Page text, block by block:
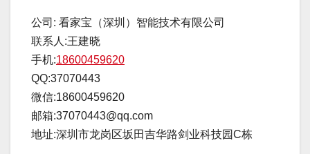
公司: 看家宝（深圳）智能技术有限公司
联系人:王建晓
手机:18600459620
QQ:37070443
微信:18600459620
邮箱:37070443@qq.com
地址:深圳市龙岗区坂田吉华路剑业科技园C栋